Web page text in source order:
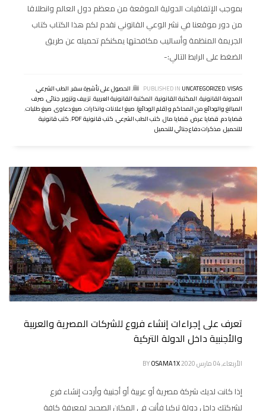
بموجب الإتفاقيات الدولية الموقعة من معظم دول العالم وانطلاقا
من دور موقعنا في نشر الوعي القانوني نقدم لكم هذا الكتاب كتاب
الجريمة المنظمة وأساليب مكافحتها يمكنكم تحميله عن طريق
الضغط على الرابط التالي:-
PUBLISHED IN UNCATEGORIZED,VISAS
,الحصول على تأشيرة سفر,الطب الشرعي,
المدونة القانونية,المكتبة القانونية,المكتبة القانونية العربية,تزييف وتزوير,جنائى,صرف
المبالغ والودائع من المحاكم و (قلم الودائع),صيغ اعلانات وانذارات,صيغ دعاوى,صيغ طلبات,
قضايا دم,قضايا عرض,قضايا مال,كتب الطب الشرعي,كتب قانونية PDF ,كتب قانونية
للتحميل,مذكرات دفاع جنائي للتحميل
تعرف على إجراءات إنشاء فروع للشركات المصرية والعربية
والأجنبية داخل الدولة التركية
الأربعاء, 04 مارس 2020 BYOSAMA1X
إذا كانت لديك شركة مصرية أو عربية أو أجنبية وأردت إنشاء فرع
لشركتك داخل دولة تركيا فأنت في المكان الصحيح لمعرفة كافة